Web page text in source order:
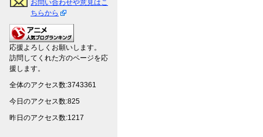
お問い合わせや意見はこ
ちらから
応援よろしくお願いします。
訪問してくれた方のページを応
援します。
全体のアクセス数:3743361
今日のアクセス数:825
昨日のアクセス数:1217